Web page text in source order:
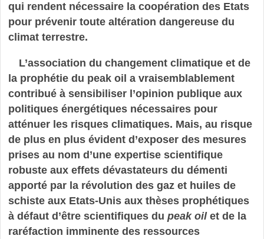
qui rendent nécessaire la coopération des Etats
pour prévenir toute altération dangereuse du
climat terrestre.
L’association du changement climatique et de
la prophétie du peak oil a vraisemblablement
contribué à sensibiliser l’opinion publique aux
politiques énergétiques nécessaires pour
atténuer les risques climatiques. Mais, au risque
de plus en plus évident d’exposer des mesures
prises au nom d’une expertise scientifique
robuste aux effets dévastateurs du démenti
apporté par la révolution des gaz et huiles de
schiste aux Etats-Unis aux thèses prophétiques
à défaut d’être scientifiques du peak oilet de la
raréfaction imminente des ressources